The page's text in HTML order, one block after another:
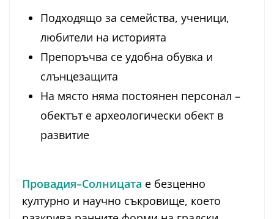
Подходящо за семейства, ученици,
любители на историята
Препоръчва се удобна обувка и
слънцезащита
На място няма постоянен персонал –
обектът е археологически обект в
развитие
Провадия–Солницата е безценно
културно и научно съкровище, което